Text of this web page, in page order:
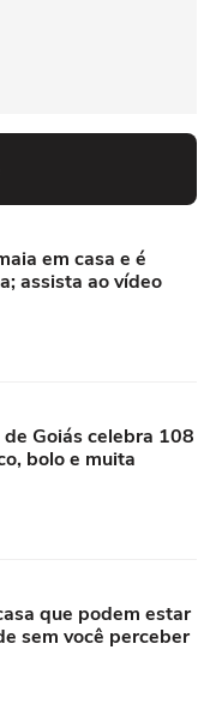
em casa e é
assista ao vídeo
Goiás celebra 108
bolo e muita
que podem estar
sem você perceber